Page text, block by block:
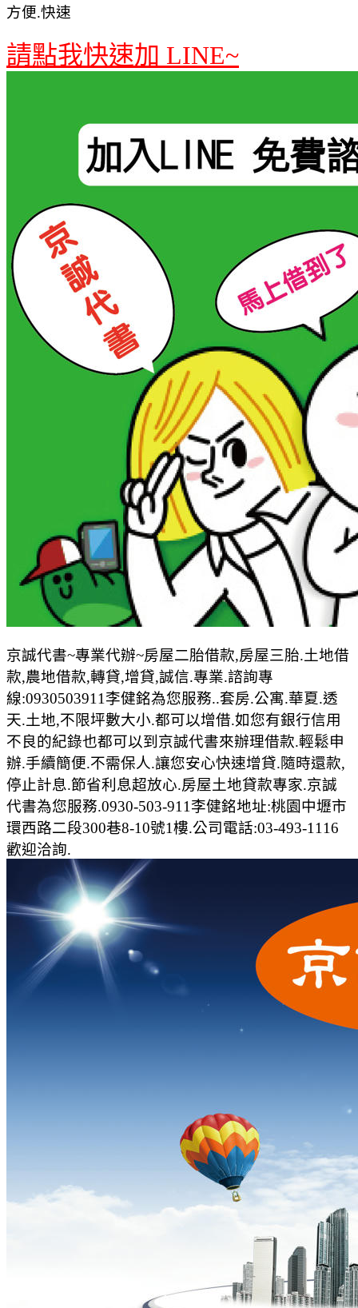
方便.快速
請點我快速加 LINE~
京誠代書~專業代辦~房屋二胎借款,房屋三胎.土地借
款,農地借款,轉貸,增貸,誠信.專業.諮詢專
線:0930503911李健銘為您服務..套房.公寓.華夏.透
天.土地,不限坪數大小.都可以增借.如您有銀行信用
不良的紀錄也都可以到京誠代書來辦理借款.輕鬆申
辦.手續簡便.不需保人.讓您安心快速增貸.隨時還款,
停止計息.節省利息超放心.房屋土地貸款專家.京誠
代書為您服務.0930-503-911李健銘地址:桃園中壢市
環西路二段300巷8-10號1樓.公司電話:03-493-1116
歡迎洽詢.